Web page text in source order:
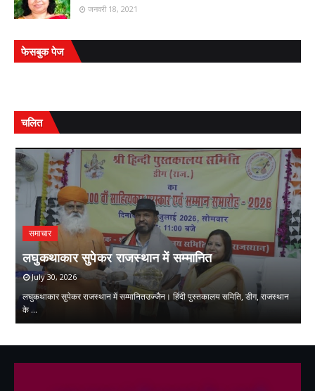
जनवरी 18, 2021
फेसबुक पेज
चलित
समाचार
लघुकथाकार सुपेकर राजस्थान में सम्मानित
July 30, 2026
लघुकथाकार सुपेकर राजस्थान में सम्मानितउज्जैन। हिंदी पुस्तकालय समिति, डीग, राजस्थान
के …